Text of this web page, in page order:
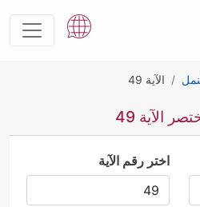
الآية 49
الآية 49
اختر رقم الآية